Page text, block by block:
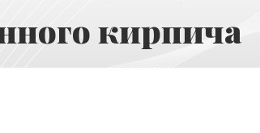
кирпича